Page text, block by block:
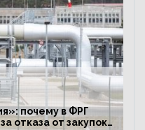
почему в ФРГ
отказа от закупок